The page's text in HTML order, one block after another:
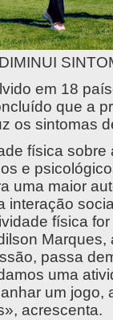
em 18
que a
os sintomas
física
e
uma maior
interação
física
passa
uma
um
acrescenta.